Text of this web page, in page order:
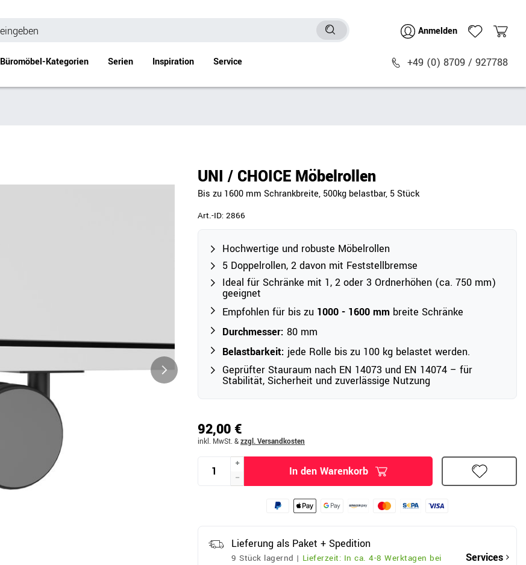
Anmelden
+49 (0) 8709 / 927788
Büromöbel-Kategorien
Polstermöbel
Barhocker
Schirmständer
Abdeckhauben & Zubehör
Serien Inspiration Service
UNI / CHOICE Möbelrollen
Bis zu 1600 mm Schrankbreite, 500kg belastbar, 5 Stück
Art.-ID: 2866
Hochwertige und robuste Möbelrollen
5 Doppelrollen, 2 davon mit Feststellbremse
Ideal für Schränke mit 1, 2 oder 3 Ordnerhöhen (ca. 750 mm)
geeignet
Empfohlen für bis zu 1000 - 1600 mm breite Schränke
Durchmesser: 80 mm
Belastbarkeit: jede Rolle bis zu 100 kg belastet werden.
Geprüfter Stauraum nach EN 14073 und EN 14074 – für
Stabilität, Sicherheit und zuverlässige Nutzung
92,00 €
inkl. MwSt. &zzgl. Versandkosten
In den Warenkorb
Lieferung als Paket + Spedition
9 Stück lagernd | Lieferzeit: In ca. 4-8 Werktagen bei
Services